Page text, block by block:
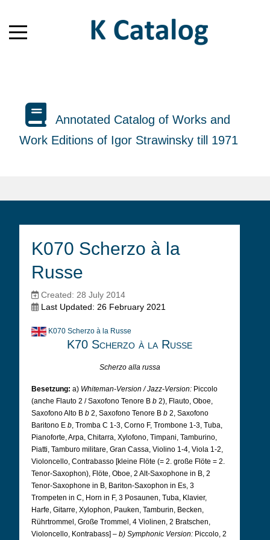
Annotated Catalog of Works and
Work Editions of Igor Strawinsky till 1971
K070 Scherzo à la
Russe
Created: 28 July 2014
Last Updated: 26 February 2021
K070 Scherzo à la Russe
K70 Scherzo à la Russe
Scherzo alla russa
Besetzung: a) Whiteman-Version / Jazz-Version: Piccolo
(anche Flauto 2 / Saxofono Tenore B b 2), Flauto, Oboe,
Saxofono Alto B b 2, Saxofono Tenore B b 2, Saxofono
Baritono E b, Tromba C 1-3, Corno F, Trombone 1-3, Tuba,
Pianoforte, Arpa, Chitarra, Xylofono, Timpani, Tamburino,
Piatti, Tamburo militare, Gran Cassa, Violino 1-4, Viola 1-2,
Violoncello, Contrabasso [kleine Flöte (= 2. große Flöte = 2.
Tenor-Saxophon), Flöte, Oboe, 2 Alt-Saxophone in B, 2
Tenor-Saxophone in B, Bariton-Saxophon in Es, 3
Trompeten in C, Horn in F, 3 Posaunen, Tuba, Klavier,
Harfe, Gitarre, Xylophon, Pauken, Tamburin, Becken,
Rührtrommel, Große Trommel, 4 Violinen, 2 Bratschen,
Violoncello, Kontrabass] – b) Symphonic Version: Piccolo, 2